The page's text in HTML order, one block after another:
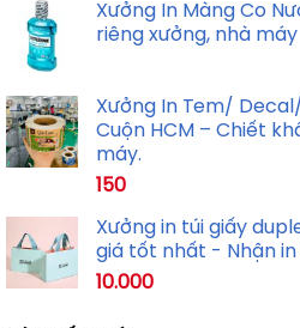
Xưởng In Màng Co
riêng xưởng, nhà máy
Xưởng In Tem/
Cuộn HCM – Chiết
máy.
150
Xưởng in túi giấy
giá tốt nhất - Nhận in
10.000